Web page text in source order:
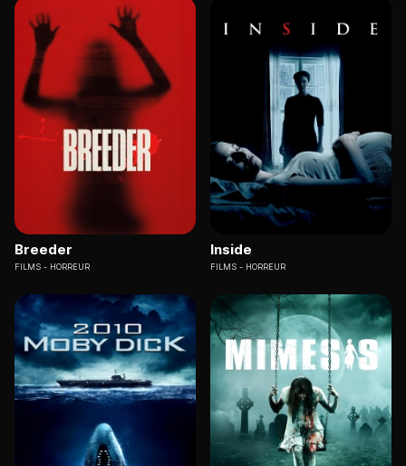
Breeder
FILMS HORREUR
Inside
FILMS HORREUR